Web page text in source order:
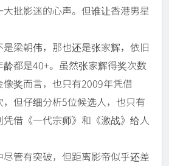
批影迷的心声。但谁让香港男星
梁朝伟，那也还是张家辉，依旧
都是40+。虽然张家辉得奖次数
奖而言，也只有2009年凭借
，但仔细分析5位候选人，也只有
借《一代宗师》和《激战》给人
管有突破，但距离影帝似乎还差